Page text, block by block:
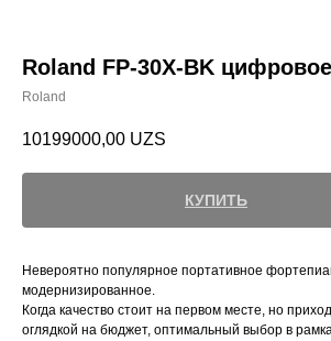
Roland FP-30X-BK
Roland
10199000,00 UZS
КУПИТЬ
Невероятно популярное портативное
модернизированное.
Когда качество стоит на первом месте, но
оглядкой на бюджет, оптимальный выбор в